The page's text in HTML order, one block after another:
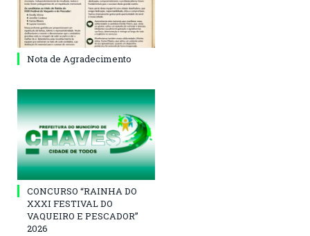
Nota de Agradecimento
CONCURSO “RAINHA DO
XXXI FESTIVAL DO
VAQUEIRO E PESCADOR”
2026